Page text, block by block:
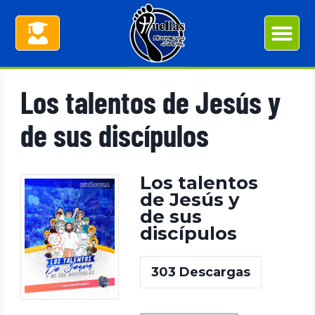
Los talentos de Jesús y
de sus discípulos
Los talentos
de Jesús y
de sus
discípulos
303 Descargas